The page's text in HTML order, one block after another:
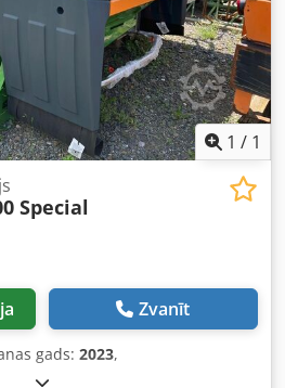
1 / 1
Special
Zvanīt
gads: 2023,